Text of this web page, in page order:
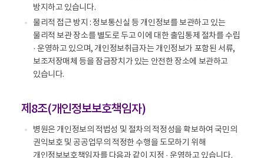
방지하고 있습니다.
물리적 접근 방지 : 정보통신실 등 개인정보를 보관하고 있는
물리적 보관 장소를 별도로 두고 이에 대한 출입통제 절차를 수립
· 운영하고 있으며, 개인정보취급자는 개인정보가 포함된 서류,
보조저장매체 등을 잠금장치가 있는 안전한 장소에 보관하고
있습니다.
제8조(개인정보보호책임자)
병원은 개인정보의 적법성 및 절차의 적정성을 확보하여 국민의
권익보호 및 공공업무의 적정한 수행을 도모하기 위해
개인정보보호책임자를 다음과 같이 지정 · 운영하고 있습니다.